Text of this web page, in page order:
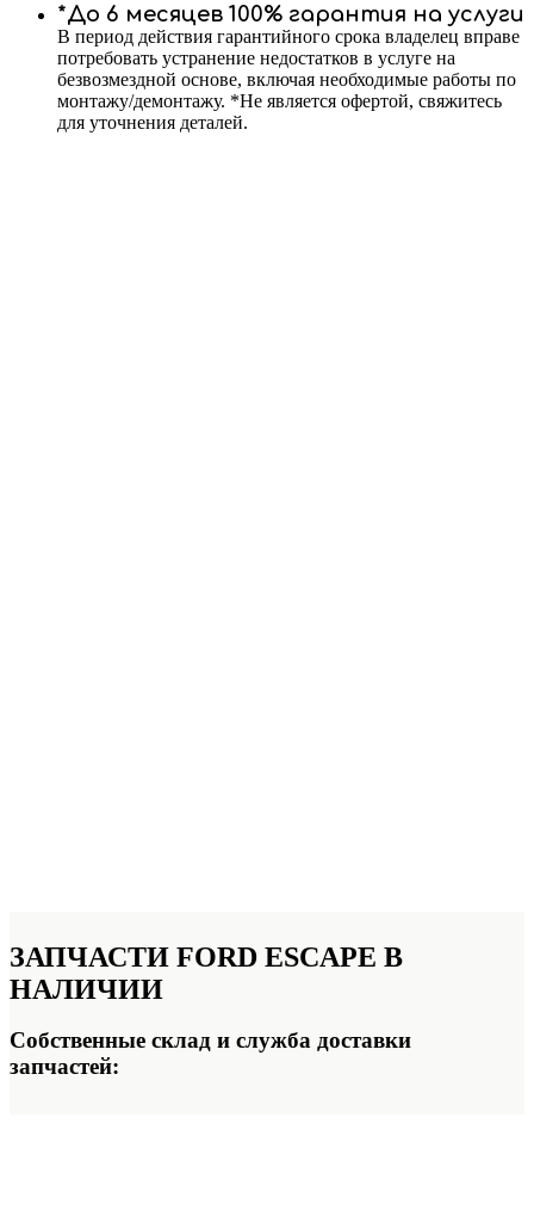
*До 6 месяцев 100% гарантия на услуги
В период действия гарантийного срока владелец вправе
потребовать устранение недостатков в услуге на
безвозмездной основе, включая необходимые работы по
монтажу/демонтажу. *Не является офертой, свяжитесь
для уточнения деталей.
ЗАПЧАСТИ FORD ESCAPE В
НАЛИЧИИ
Собственные склад и служба доставки
запчастей: